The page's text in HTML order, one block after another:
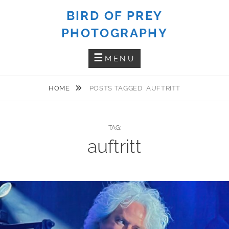
BIRD OF PREY
PHOTOGRAPHY
MENU
HOME POSTS TAGGED AUFTRITT
TAG:
auftritt